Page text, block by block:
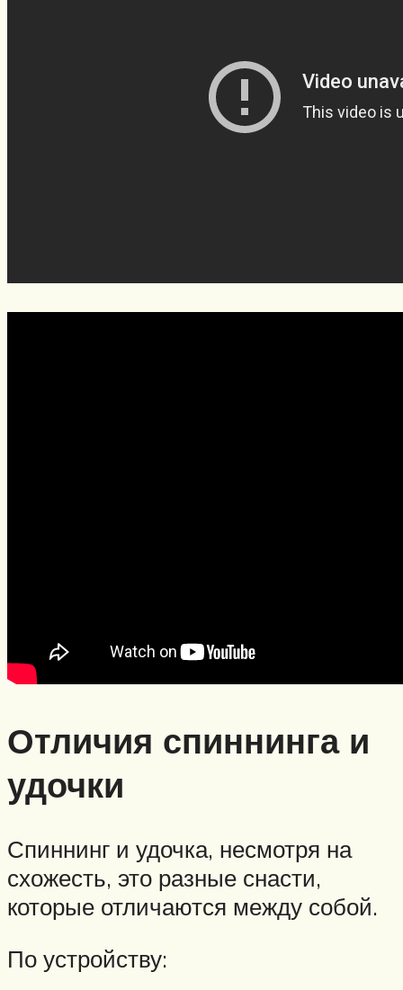
Отличия спиннинга и
удочки
Спиннинг и удочка, несмотря на
схожесть, это разные снасти,
которые отличаются между собой.
По устройству: